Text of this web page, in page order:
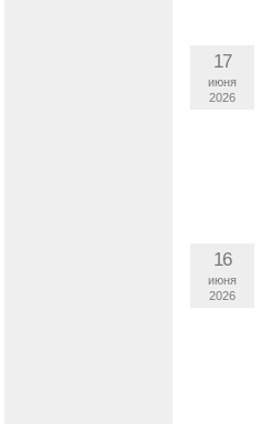
17
июня
2026
16
июня
2026